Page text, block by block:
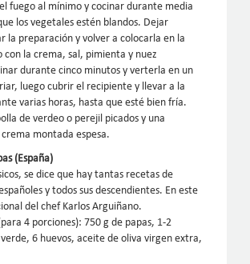
fuego al mínimo y cocinar durante media
los vegetales estén blandos. Dejar
la preparación y volver a colocarla en la
con la crema, sal, pimienta y nuez
durante cinco minutos y verterla en un
luego cubrir el recipiente y llevar a la
varias horas, hasta que esté bien fría.
de verdeo o perejil picados y una
montada espesa.
(España)
se dice que hay tantas recetas de
y todos sus descendientes. En este
del chef Karlos Arguiñano.
4 porciones): 750 g de papas, 1-2
6 huevos, aceite de oliva virgen extra,